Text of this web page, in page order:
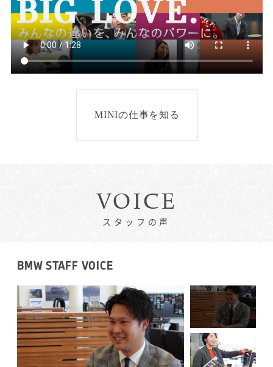
MINIの仕事を知る
VOICE
スタッフの声
BMW STAFF VOICE